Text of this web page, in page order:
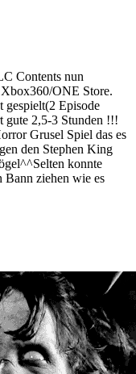
Contents nun
ONE Store.
gespielt(2 Episode
gute 2,5-3 Stunden !!!
Grusel Spiel das es
den Stephen King
konnte
Bann ziehen wie es